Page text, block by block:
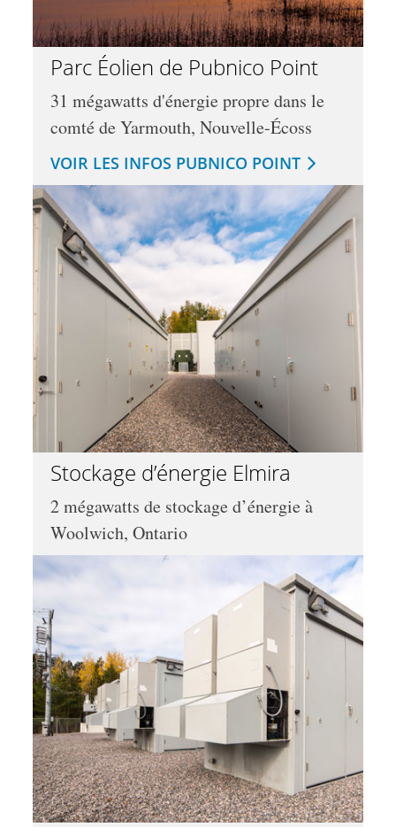
Parc Éolien de Pubnico Point
31 mégawatts d'énergie propre dans le
comté de Yarmouth, Nouvelle-Écoss
VOIR LES INFOS PUBNICO POINT
Stockage d’énergie Elmira
2 mégawatts de stockage d’énergie à
Woolwich, Ontario